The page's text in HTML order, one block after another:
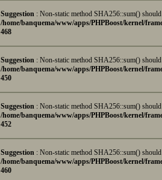
Suggestion : Non-static method SHA256::sum()
/home/banquema/www/apps/PHPBoost/kernel/
468
Suggestion : Non-static method SHA256::sum()
/home/banquema/www/apps/PHPBoost/kernel/
450
Suggestion : Non-static method SHA256::sum()
/home/banquema/www/apps/PHPBoost/kernel/
452
Suggestion : Non-static method SHA256::sum()
/home/banquema/www/apps/PHPBoost/kernel/
460